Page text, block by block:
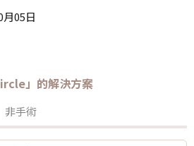
05日
」的解決方案
非手術